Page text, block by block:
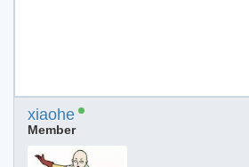
xiaohe
Member